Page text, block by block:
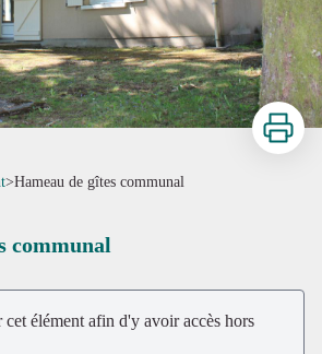
Imprimer
>Hameau de gîtes communal
communal
cet élément afin d'y avoir accès hors